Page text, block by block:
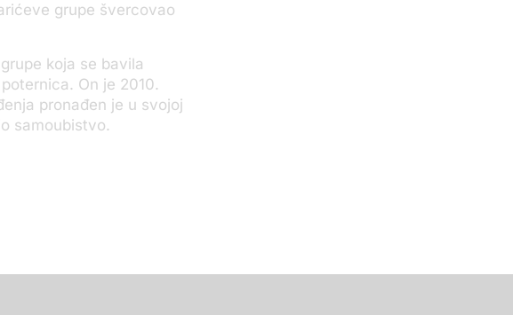
grupe švercovao
koja se bavila
On je 2010.
pronađen je u svojoj
samoubistvo.